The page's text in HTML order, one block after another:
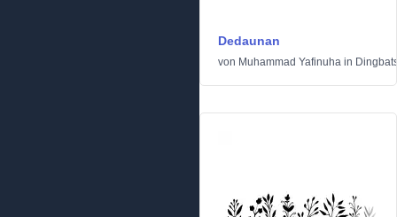
Dedaunan
von Muhammad Yafinuha in